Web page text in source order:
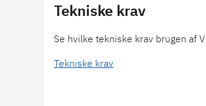
Tekniske krav
Se hvilke tekniske krav brugen af
Tekniske krav